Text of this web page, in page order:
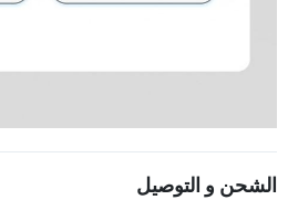
الشحن و التوصيل